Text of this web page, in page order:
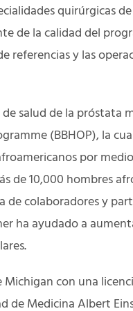
quirúrgicas
de la calidad del
referencias y las
salud de la próstata
(BBHOP), la
por
de 10,000 hombres
de colaboradores y
ha ayudado a
Michigan con una
de Medicina Albert